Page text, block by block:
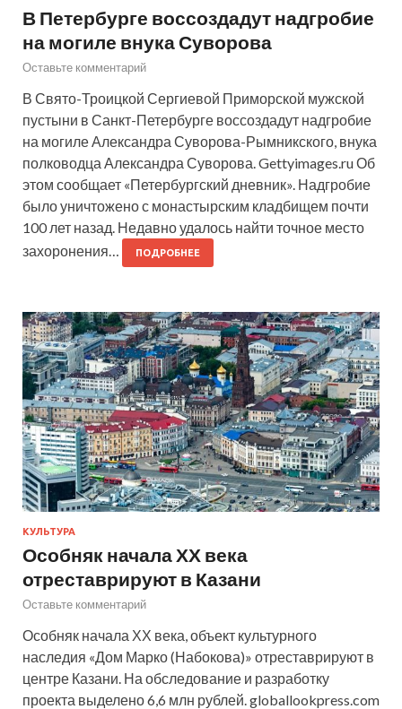
В Петербурге воссоздадут надгробие
на могиле внука Суворова
Оставьте комментарий
В Свято-Троицкой Сергиевой Приморской мужской
пустыни в Санкт-Петербурге воссоздадут надгробие
на могиле Александра Суворова-Рымникского, внука
полководца Александра Суворова. Gettyimages.ru Об
этом сообщает «Петербургский дневник». Надгробие
было уничтожено с монастырским кладбищем почти
100 лет назад. Недавно удалось найти точное место
захоронения…
ПОДРОБНЕЕ
КУЛЬТУРА
Особняк начала ХХ века
отреставрируют в Казани
Оставьте комментарий
Особняк начала ХХ века, объект культурного
наследия «Дом Марко (Набокова)» отреставрируют в
центре Казани. На обследование и разработку
проекта выделено 6,6 млн рублей. globallookpress.com